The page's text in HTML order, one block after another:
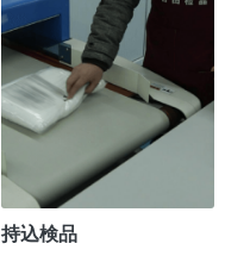
持込検品